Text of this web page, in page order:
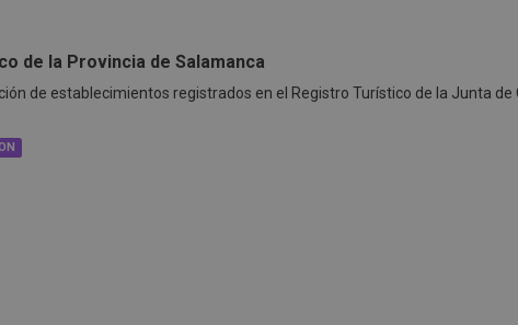
de la Provincia de Salamanca
de establecimientos registrados en el Registro Turístico de la Junta de